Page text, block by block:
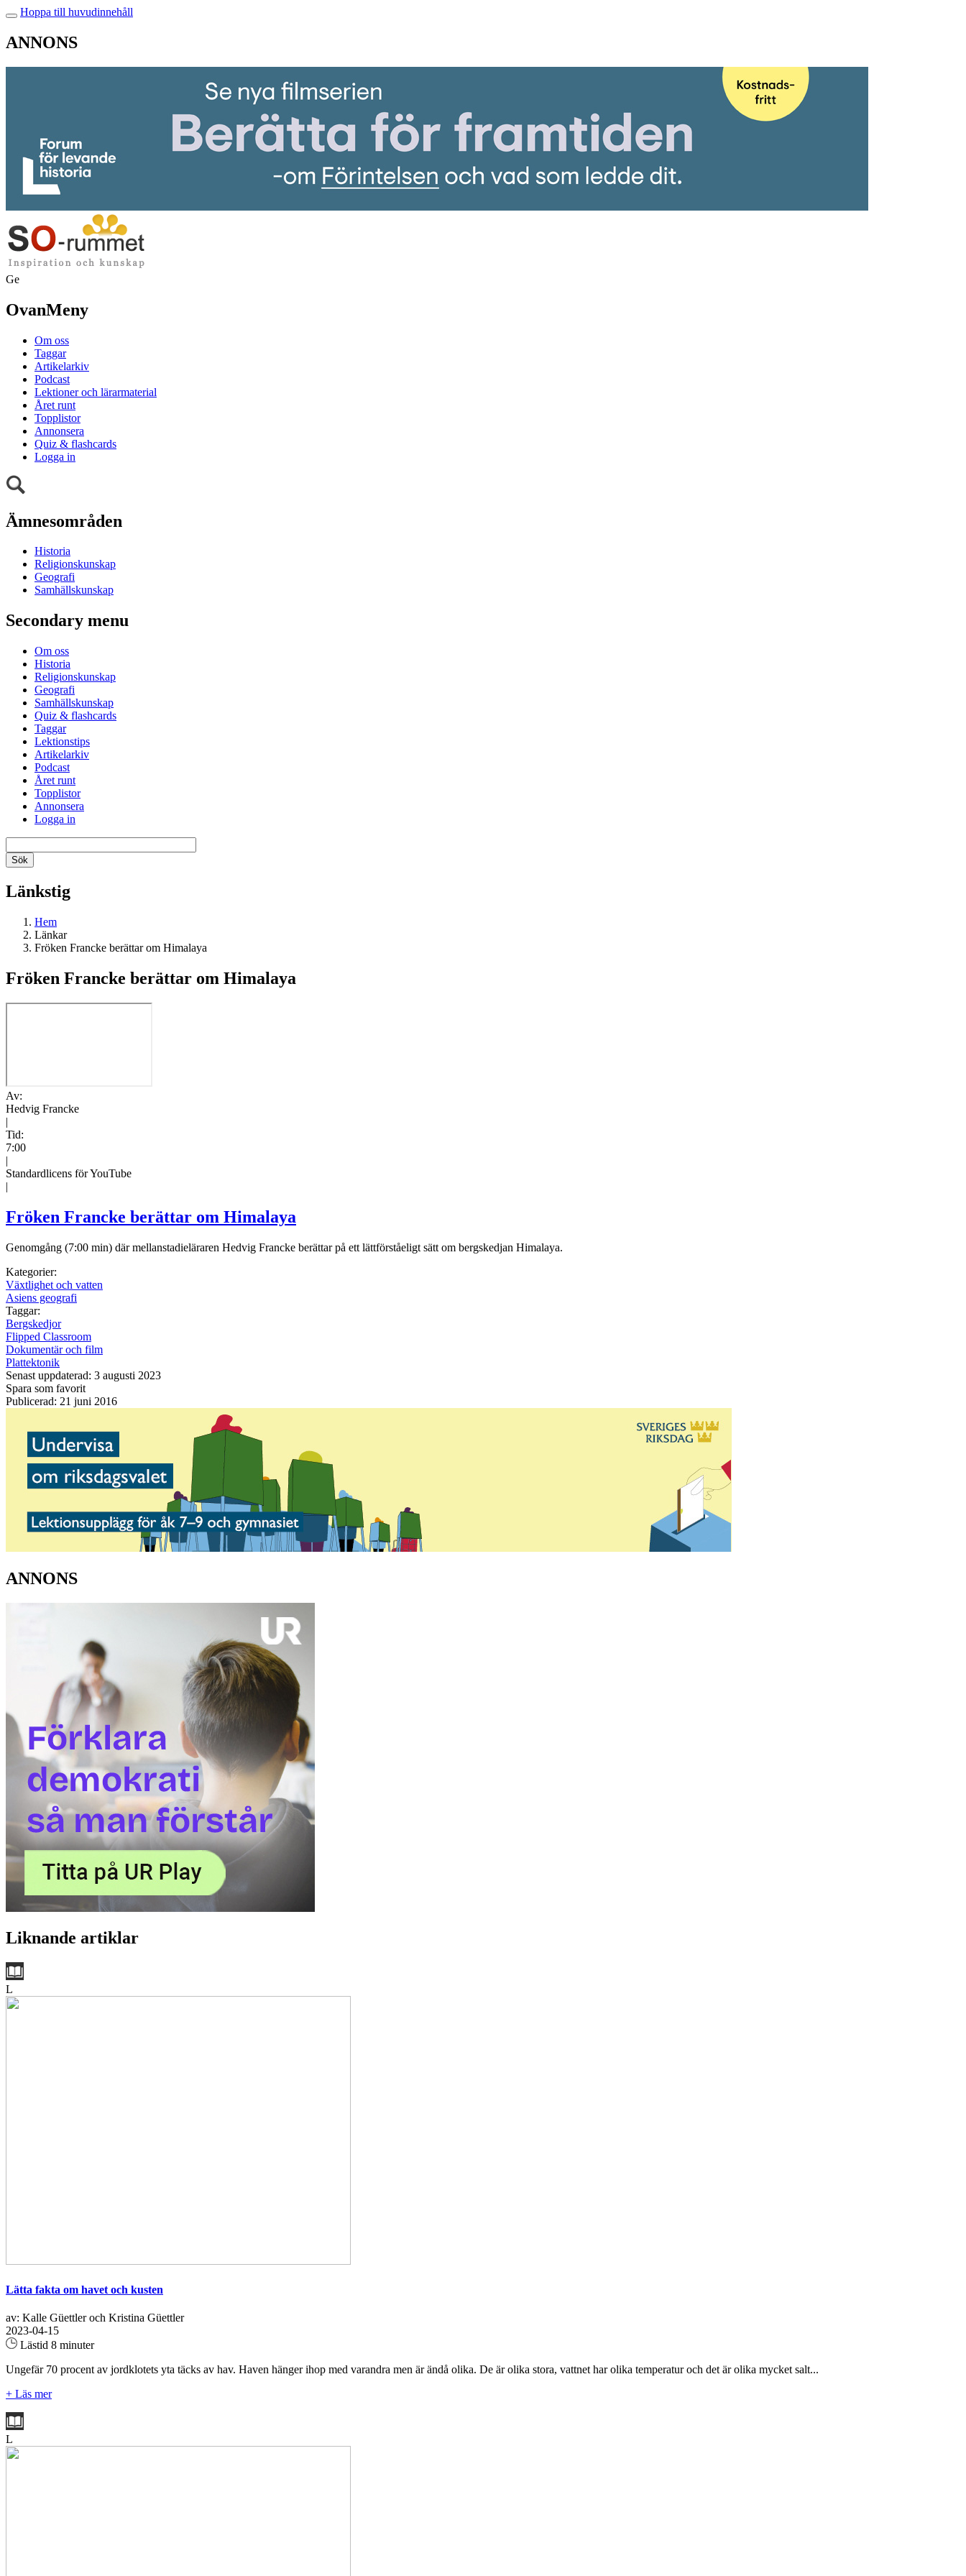
Hoppa till huvudinnehåll
ANNONS
Ge
OvanMeny
Om oss
Taggar
Artikelarkiv
Podcast
Lektioner och lärarmaterial
Året runt
Topplistor
Annonsera
Quiz & flashcards
Logga in
Ämnesområden
Historia
Religionskunskap
Geografi
Samhällskunskap
Secondary menu
Om oss
Historia
Religionskunskap
Geografi
Samhällskunskap
Quiz & flashcards
Taggar
Lektionstips
Artikelarkiv
Podcast
Året runt
Topplistor
Annonsera
Logga in
Länkstig
Hem
Länkar
Fröken Francke berättar om Himalaya
Fröken Francke berättar om Himalaya
Av:
Hedvig Francke
|
Tid:
7:00
|
Standardlicens för YouTube
|
Fröken Francke berättar om Himalaya
Genomgång (7:00 min) där mellanstadieläraren Hedvig Francke berättar på ett lättförståeligt sätt om bergskedjan Himalaya.
Kategorier:
Växtlighet och vatten
Asiens geografi
Taggar:
Bergskedjor
Flipped Classroom
Dokumentär och film
Plattektonik
Senast uppdaterad: 3 augusti 2023
Spara som favorit
Publicerad: 21 juni 2016
ANNONS
Liknande artiklar
L
Lätta fakta om havet och kusten
av: Kalle Güettler och Kristina Güettler
2023-04-15
Lästid 8 minuter
Ungefär 70 procent av jordklotets yta täcks av hav. Haven hänger ihop med varandra men är ändå olika. De är olika stora, vattnet har olika temperatur och det är olika mycket salt...
+ Läs mer
L